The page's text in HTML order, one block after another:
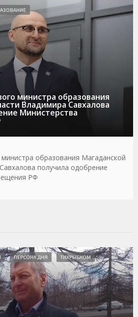
министра образования
Владимира Савхалова
Министерства
образования Магаданской
получила одобрение
РФ
ПЕРСОНА ДНЯ ТИХРЫБКОМ